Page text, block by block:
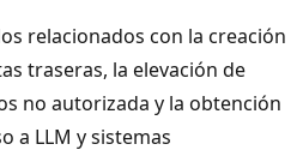
relacionados con la creación
traseras, la elevación de
no autorizada y la obtención
a LLM y sistemas